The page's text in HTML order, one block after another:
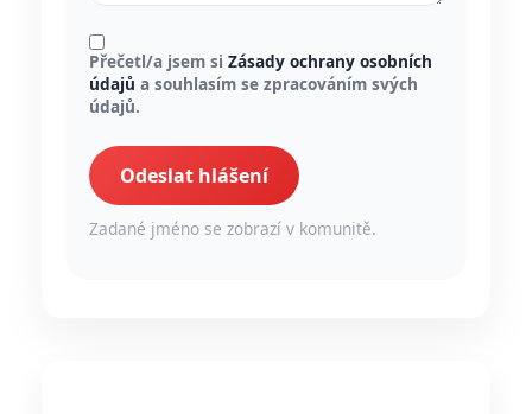
Přečetl/a jsem si Zásady ochrany osobních
údajů a souhlasím se zpracováním svých
údajů.
Odeslat hlášení
Zadané jméno se zobrazí v komunitě.